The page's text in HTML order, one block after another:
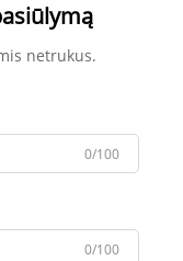
netrukus.
0/100
0/100